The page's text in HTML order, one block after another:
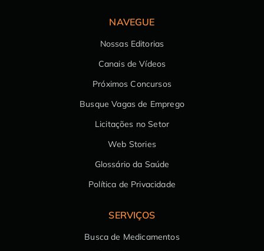
NAVEGUE
Nossas Editorias
Canais de Vídeos
Próximos Concursos
Busque Vagas de Emprego
Licitações no Setor
Web Stories
Glossário da Saúde
Política de Privacidade
SERVIÇOS
Busca de Medicamentos